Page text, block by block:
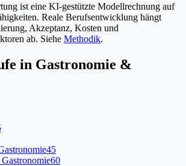
ist eine KI-gestützte Modellrechnung auf
Reale Berufsentwicklung hängt
Akzeptanz, Kosten und
ab. Siehe Methodik.
in Gastronomie &
45
60